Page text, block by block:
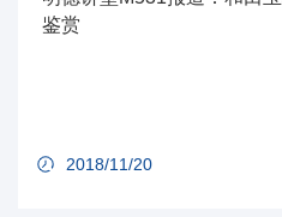
鉴赏
2018/11/20